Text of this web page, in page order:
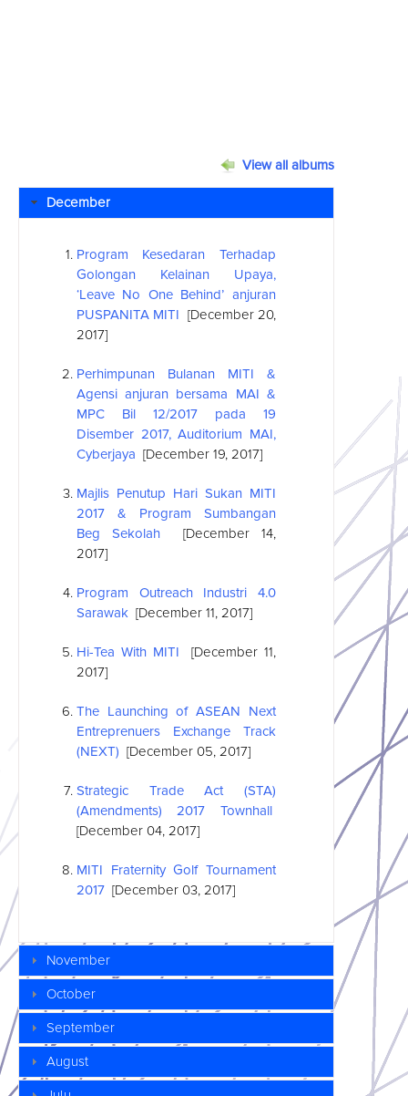
View all albums
December
Program Kesedaran Terhadap
Golongan Kelainan Upaya,
‘Leave No One Behind’ anjuran
PUSPANITA MITI [December 20,
2017]
Perhimpunan Bulanan MITI &
Agensi anjuran bersama MAI &
MPC Bil 12/2017 pada 19
Disember 2017, Auditorium MAI,
Cyberjaya [December 19, 2017]
Majlis Penutup Hari Sukan MITI
2017 & Program Sumbangan
Beg Sekolah[December 14,
2017]
Program Outreach Industri 4.0
Sarawak [December 11, 2017]
Hi-Tea With MITI [December 11,
2017]
The Launching ofASEAN Next
Entreprenuers Exchange Track
(NEXT) [December 05, 2017]
Strategic Trade Act (STA)
(Amendments) 2017 Townhall
[December 04, 2017]
MITI Fraternity Golf Tournament
2017 [December 03, 2017]
November
October
September
August